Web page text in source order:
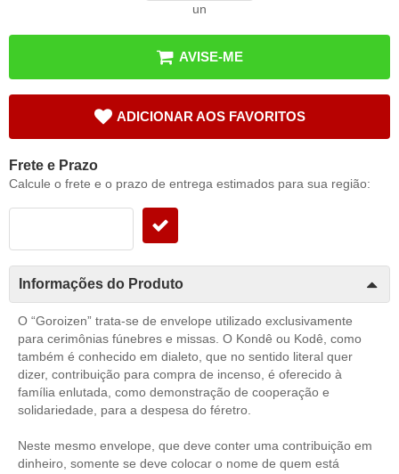
un
AVISE-ME
ADICIONAR AOS FAVORITOS
Frete e Prazo
Calcule o frete e o prazo de entrega estimados para sua região:
Informações do Produto
O “Goroizen” trata-se de envelope utilizado exclusivamente
para cerimônias fúnebres e missas. O Kondê ou Kodê, como
também é conhecido em dialeto, que no sentido literal quer
dizer, contribuição para compra de incenso, é oferecido à
família enlutada, como demonstração de cooperação e
solidariedade, para a despesa do féretro.
Neste mesmo envelope, que deve conter uma contribuição em
dinheiro, somente se deve colocar o nome de quem está